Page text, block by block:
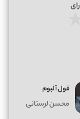
رای
فول آلبوم
محسن لرستانی